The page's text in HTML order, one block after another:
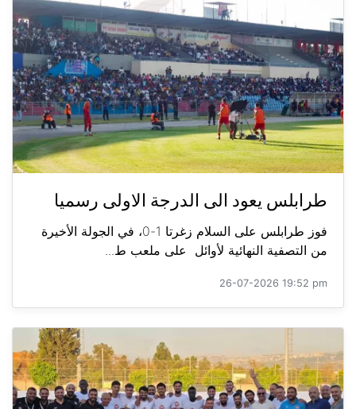
طرابلس يعود الى الدرجة الاولى رسميا
فوز طرابلس على السلام زغرتا 1-0، في الجولة الأخيرة
من التصفية النهائية لأوائل على ملعب ط...
26-07-2026 19:52 pm